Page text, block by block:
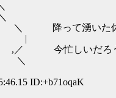
いた休暇でブラ
|
そちらの手を
ID:+b71oqaK